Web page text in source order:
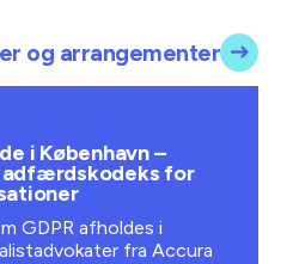
og arrangementer
i København –
adfærdskodeks for
GDPR afholdes i
fra Accura